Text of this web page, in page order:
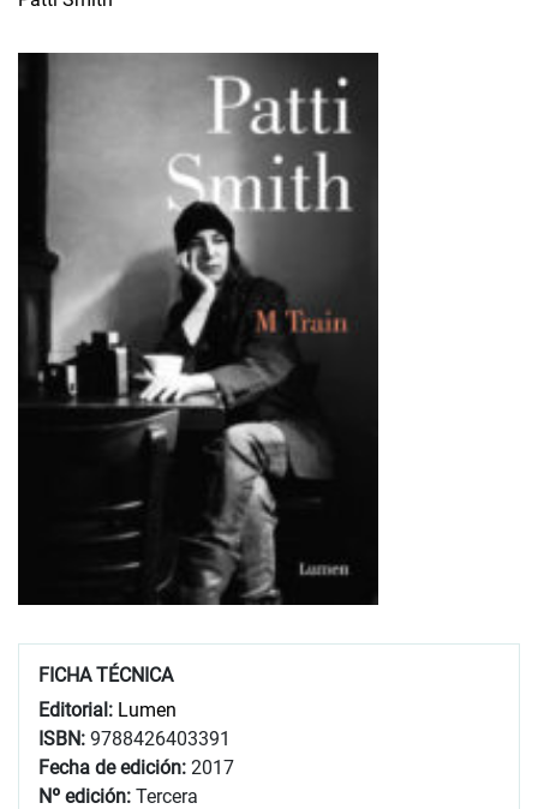
FICHA TÉCNICA
Editorial: Lumen
ISBN: 9788426403391
Fecha de edición: 2017
Nº edición: Tercera